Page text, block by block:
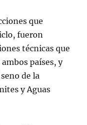
que
fueron
técnicas que
países, y
de la
y Aguas